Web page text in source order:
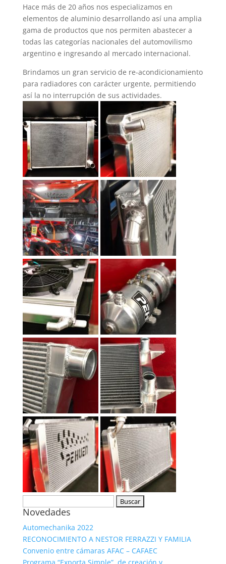
Hace más de 20 años nos especializamos en
elementos de aluminio desarrollando así una amplia
gama de productos que nos permiten abastecer a
todas las categorías nacionales del automovilismo
argentino e ingresando al mercado internacional.
Brindamos un gran servicio de re-acondicionamiento
para radiadores con carácter urgente, permitiendo
así la no interrupción de sus actividades.
Novedades
Automechanika 2022
RECONOCIMIENTO A NESTOR FERRAZZI Y FAMILIA
Convenio entre cámaras AFAC – CAFAEC